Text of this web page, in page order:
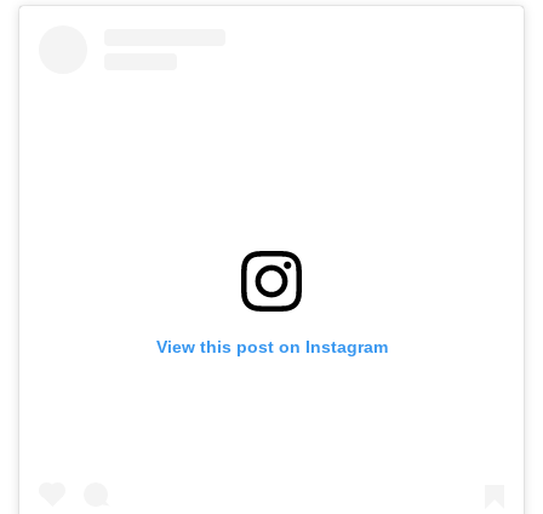
View this post on Instagram